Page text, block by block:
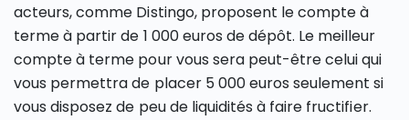
acteurs, comme Distingo, proposent le compte à
terme à partir de 1 000 euros de dépôt. Le meilleur
compte à terme pour vous sera peut-être celui qui
vous permettra de placer 5 000 euros seulement si
vous disposez de peu de liquidités à faire fructifier.